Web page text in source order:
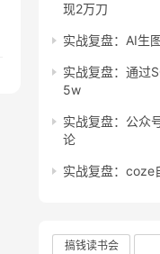
现2万刀
实战复盘：AI生
实战复盘：通过
5w
实战复盘：公众
论
实战复盘：coze
搞钱读书会